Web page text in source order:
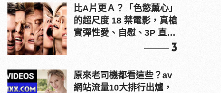
比A片更Ａ？「色慾薰心」
的超尺度 18 禁電影，真槍
實彈性愛、自慰、3P 直接
3
原來老司機都看這些？av
網站流量10大排行出爐，